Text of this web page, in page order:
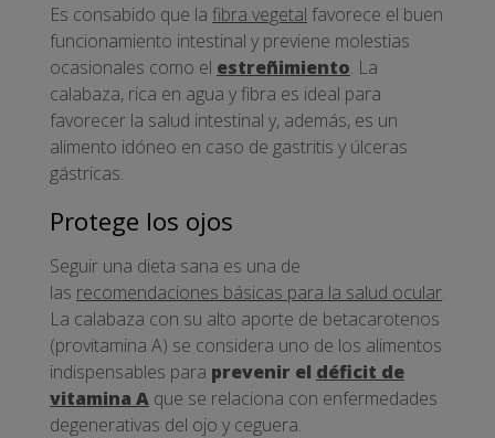
Es consabido que la fibra vegetal favorece el buen
funcionamiento intestinal y previene molestias
ocasionales como el estreñimiento. La
calabaza, rica en agua y fibra es ideal para
favorecer la salud intestinal y, además, es un
alimento idóneo en caso de gastritis y úlceras
gástricas.
Protege los ojos
Seguir una dieta sana es una de
las recomendaciones básicas para la salud ocular.
La calabaza con su alto aporte de betacarotenos
(provitamina A) se considera uno de los alimentos
indispensables para prevenir el déficit de
vitamina A que se relaciona con enfermedades
degenerativas del ojo y ceguera.